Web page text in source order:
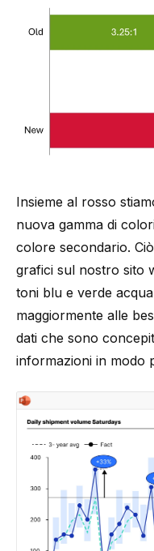
Insieme al rosso
nuova gamma di
colore secondario.
grafici sul nostro sito
toni blu e verde
maggiormente alle
dati che sono
informazioni in modo